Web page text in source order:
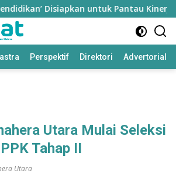
Disiapkan untuk Pantau Kinerja
Perspektif Direktori Advertorial
Utara Mulai Seleksi
Tahap II
Utara